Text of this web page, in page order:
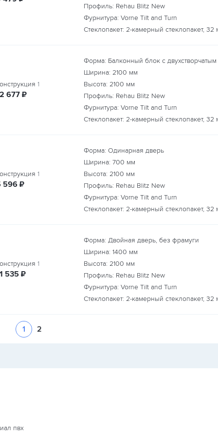
Профиль: Rehau Blitz New
Фурнитура: Vorne Tilt and Turn
Стеклопакет: 2-камерный стеклопакет, 32
1
677 руб.
₽
Форма: Балконный блок с
Ширина: 2100 мм
Высота: 2100 мм
Профиль: Rehau Blitz New
Фурнитура: Vorne Tilt and Turn
Стеклопакет: 2-камерный стеклопакет, 32
1
596 руб.
₽
Форма: Одинарная дверь
Ширина: 700 мм
Высота: 2100 мм
Профиль: Rehau Blitz New
Фурнитура: Vorne Tilt and Turn
Стеклопакет: 2-камерный стеклопакет, 32
1
535 руб.
₽
Форма: Двойная дверь, без фрамуги
Ширина: 1400 мм
Высота: 2100 мм
Профиль: Rehau Blitz New
Фурнитура: Vorne Tilt and Turn
Стеклопакет: 2-камерный стеклопакет, 32
1 2
пвх